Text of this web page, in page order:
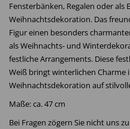
Fensterbänken, Regalen oder als
Weihnachtsdekoration. Das
Figur einen besonders
als Weihnachts- und
festliche Arrangements. Diese
Weiß bringt winterlichen Charme
Weihnachtsdekoration auf
Maße: ca. 47 cm
Bei Fragen zögern Sie nicht uns